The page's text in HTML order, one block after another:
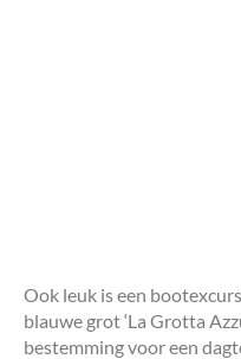
Ook leuk is een
blauwe grot ‘La Grotta
bestemming voor een